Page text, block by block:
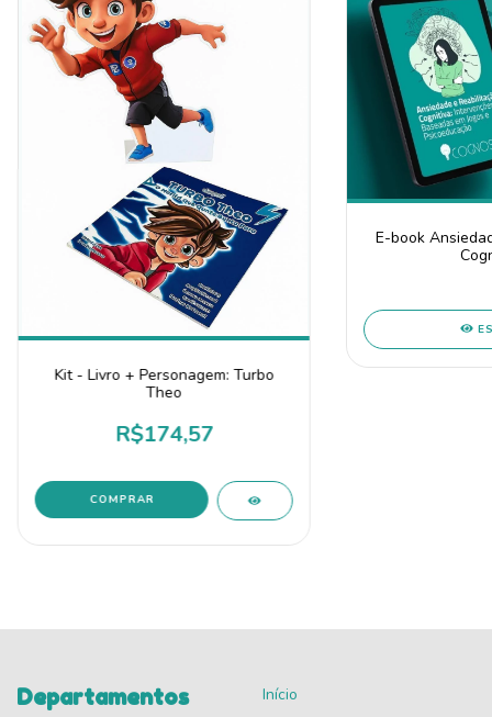
Kit - Livro + Personagem: Turbo
Theo
R$174,57
E-book
Departamentos Início